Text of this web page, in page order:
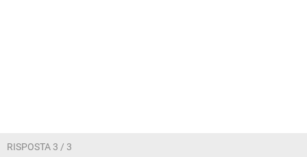
RISPOSTA 3 / 3